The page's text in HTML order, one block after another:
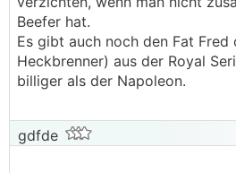
Beefer hat.
Es gibt auch noch den Fat Fred
Heckbrenner) aus der Royal
billiger als der Napoleon.
gdfde